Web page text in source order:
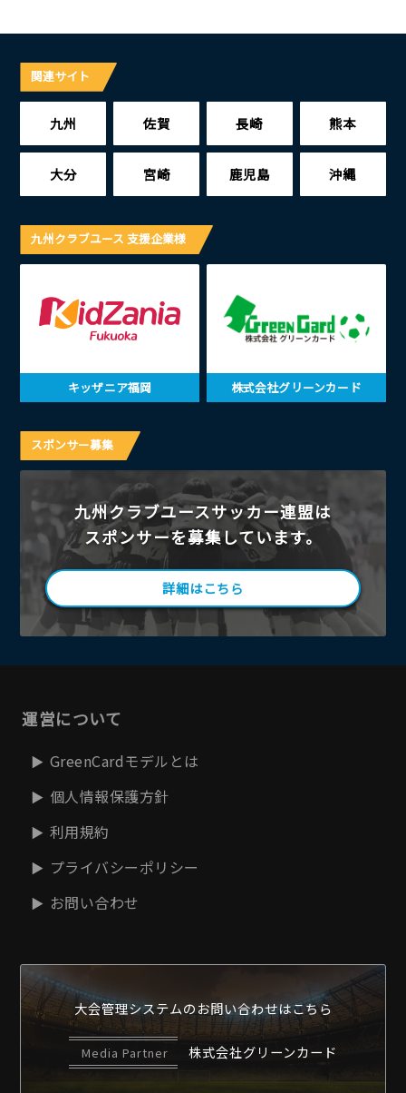
関連サイト
九州 佐賀 長崎 熊本
大分 宮崎 鹿児島 沖縄
九州クラブユース 支援企業様
キッザニア福岡 株式会社グリーンカード
スポンサー募集
九州クラブユースサッカー連盟は
スポンサーを募集しています。
詳細はこちら
運営について
GreenCardモデルとは
個人情報保護方針
利用規約
プライバシーポリシー
お問い合わせ
大会管理システムのお問い合わせはこちら
Media Partner 株式会社グリーンカード